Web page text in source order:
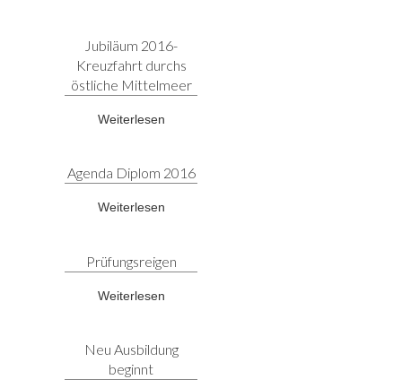
Jubiläum 2016-
Kreuzfahrt durchs
östliche Mittelmeer
Weiterlesen
Agenda Diplom 2016
Weiterlesen
Prüfungsreigen
Weiterlesen
Neu Ausbildung
beginnt